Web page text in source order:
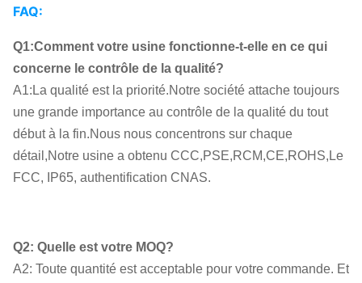
FAQ:
Q1:Comment votre usine fonctionne-t-elle en ce qui
concerne le contrôle de la qualité?
A1:La qualité est la priorité.Notre société attache toujours
une grande importance au contrôle de la qualité du tout
début à la fin.Nous nous concentrons sur chaque
détail,Notre usine a obtenu CCC,PSE,RCM,CE,ROHS,Le
FCC, IP65, authentification CNAS.
Q2: Quelle est votre MOQ?
A2: Toute quantité est acceptable pour votre commande. Et